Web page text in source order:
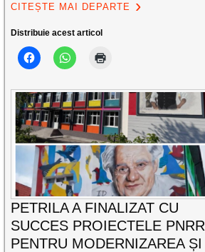
CITEȘTE MAI DEPARTE
Distribuie acest articol
PETRILA A FINALIZAT CU
SUCCES PROIECTELE PNRR
PENTRU MODERNIZAREA ȘI